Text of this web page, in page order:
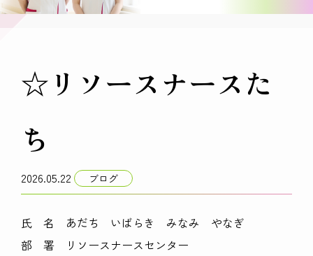
☆リソースナースた
ち
2026.05.22 ブログ
氏 名 あだち いばらき みなみ やなぎ
部 署 リソースナースセンター